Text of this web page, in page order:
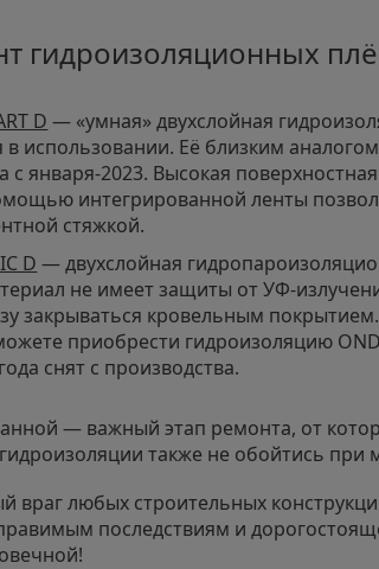
гидроизоляционных
D — «умная» двухслойная
использовании. Её близким
с января-2023. Высокая
интегрированной ленты
стяжкой.
D — двухслойная
не имеет защиты от УФ-
закрываться кровельным
приобрести гидроизоляцию
снят с производства.
— важный этап ремонта, от
также не обойтись при
враг любых строительных
последствиям и